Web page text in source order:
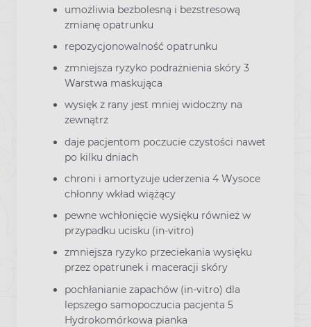
umożliwia bezbolesną i bezstresową
zmianę opatrunku
repozycjonowalność opatrunku
zmniejsza ryzyko podrażnienia skóry 3
Warstwa maskująca
wysięk z rany jest mniej widoczny na
zewnątrz
daje pacjentom poczucie czystości nawet
po kilku dniach
chroni i amortyzuje uderzenia 4 Wysoce
chłonny wkład wiążący
pewne wchłonięcie wysięku również w
przypadku ucisku (in-vitro)
zmniejsza ryzyko przeciekania wysięku
przez opatrunek i maceracji skóry
pochłanianie zapachów (in-vitro) dla
lepszego samopoczucia pacjenta 5
Hydrokomórkowa pianka